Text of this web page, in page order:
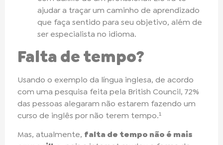
ajudar a traçar um caminho de aprendizado
que faça sentido para seu objetivo, além de
ser especialista no idioma.
Falta de tempo?
Usando o exemplo da língua inglesa, de acordo
com uma pesquisa feita pela British Council, 72%
das pessoas alegaram não estarem fazendo um
curso de inglês por não terem tempo.¹
Mas, atualmente, falta de tempo não é mais